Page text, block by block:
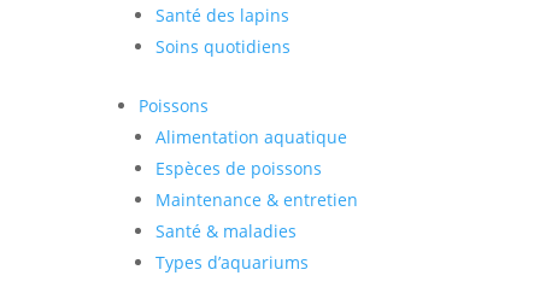
Santé des lapins
Soins quotidiens
Poissons
Alimentation aquatique
Espèces de poissons
Maintenance & entretien
Santé & maladies
Types d’aquariums